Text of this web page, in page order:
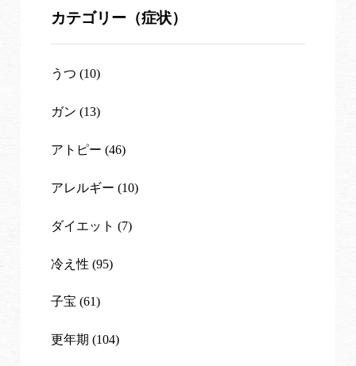
カテゴリー（症状）
うつ (10)
ガン (13)
アトピー (46)
アレルギー (10)
ダイエット (7)
冷え性 (95)
子宝 (61)
更年期 (104)